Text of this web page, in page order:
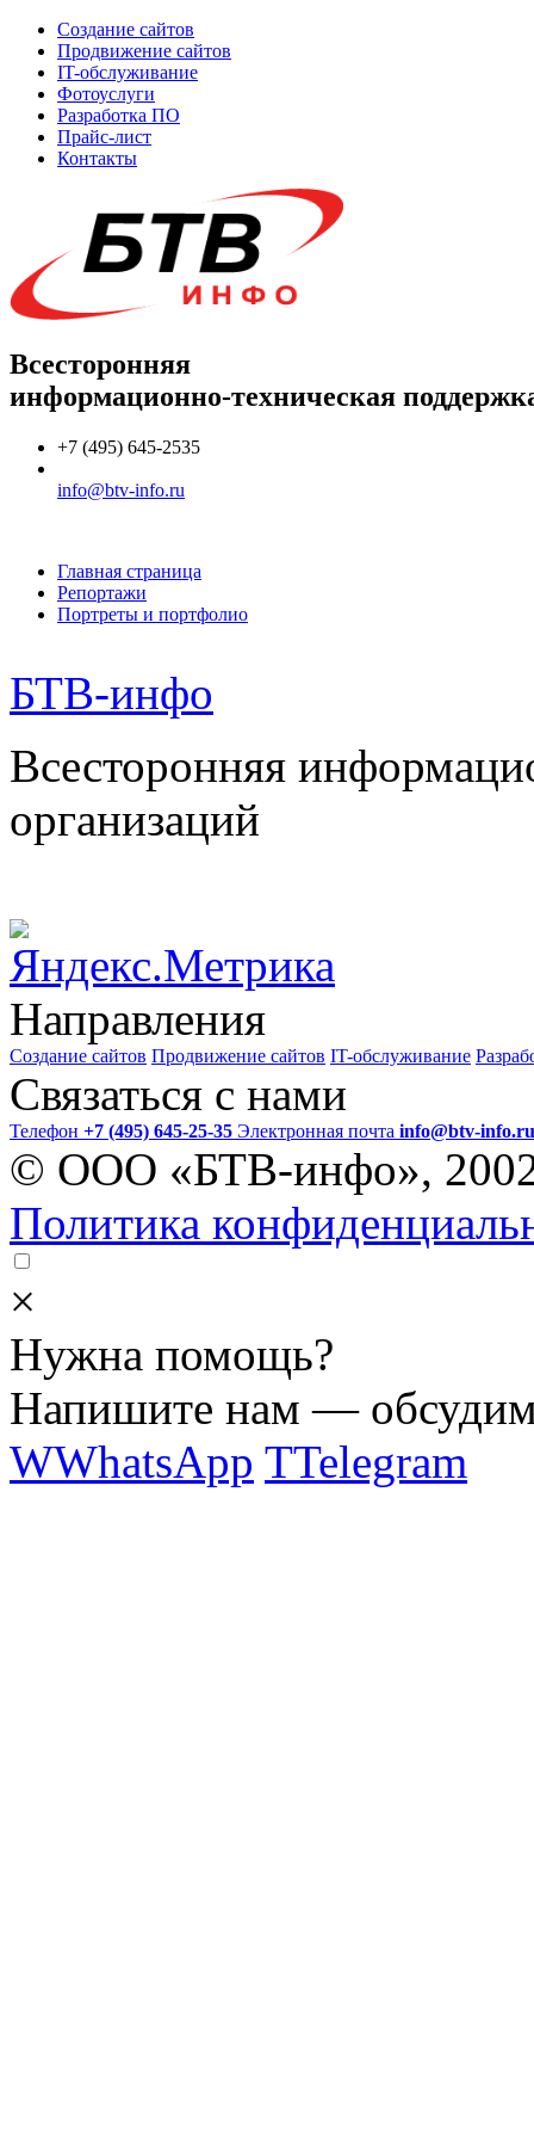
Создание сайтов
Продвижение сайтов
IT-обслуживание
Фотоуслуги
Разработка ПО
Прайс-лист
Контакты
Всесторонняя
информационно-техническая
+7 (495) 645-2535
info@btv-info.ru
Главная страница
Репортажи
Портреты и портфолио
БТВ-инфо
Всесторонняя
организаций
Направления
Создание сайтов Продвижение сайтов IT-обслуживание
Связаться с нами
Телефон +7 (495) 645-25-35 Электронная почта info@btv-info.ru
© ООО «БТВ-инфо»,
Политика
×
Нужна помощь?
Напишите нам —
WWhatsApp TTelegram